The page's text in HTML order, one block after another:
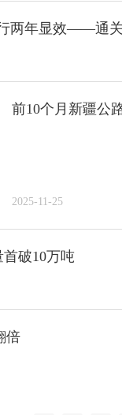
两年显效——通
前10个月新疆公
2025-11-25
破10万吨
倍